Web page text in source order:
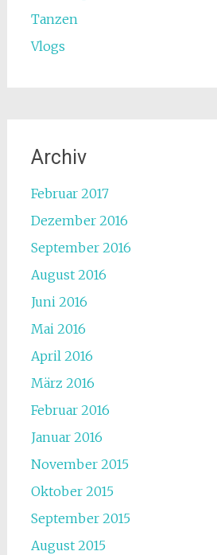
Tanzen
Vlogs
Archiv
Februar 2017
Dezember 2016
September 2016
August 2016
Juni 2016
Mai 2016
April 2016
März 2016
Februar 2016
Januar 2016
November 2015
Oktober 2015
September 2015
August 2015